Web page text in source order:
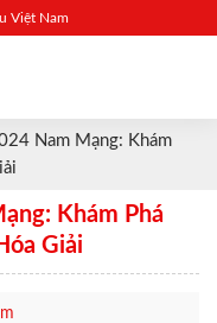
Việt Nam
Nam Mạng: Khám
Khám Phá
Giải